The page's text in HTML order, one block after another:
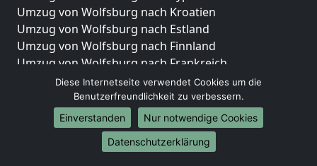
Umzug von Wolfsburg nach Kroatien
Umzug von Wolfsburg nach Estland
Umzug von Wolfsburg nach Finnland
Umzug von Wolfsburg nach Frankreich
Umzug von Wolfsburg nach Griechenland
Umzug von Wolfsburg nach Italien
Umzug von Wolfsburg nach Liechtenstein
Umzug von Wolfsburg nach Luxemburg
Umzug von Wolfsburg nach Niederlande
Diese Internetseite verwendet Cookies um die
Benutzerfreundlichkeit zu verbessern.
Einverstanden
Nur notwendige Cookies
Datenschutzerklärung